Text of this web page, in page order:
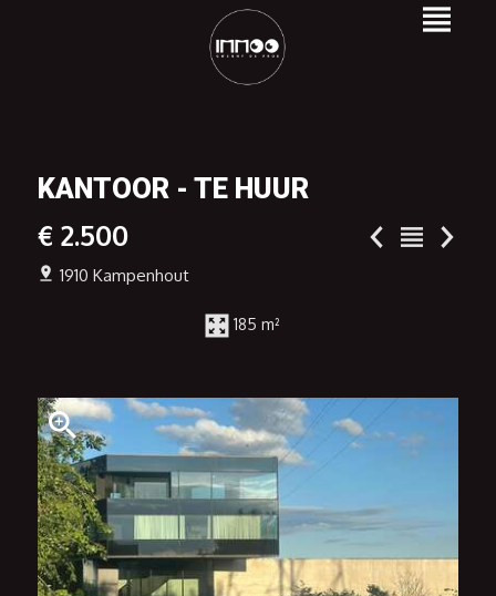
KANTOOR - TE HUUR
€ 2.500
1910 Kampenhout
185 m²